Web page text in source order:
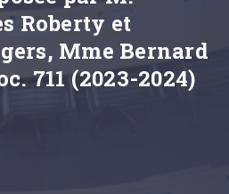
Roberty et
Mme Bernard
711 (2023-2024)